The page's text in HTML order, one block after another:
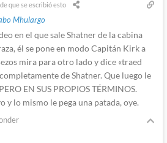
que se escribió esto
Mhulargo
en el que sale Shatner de la cabina
él se pone en modo Capitán Kirk a
mira para otro lado y dice «traed
de Shatner. Que luego le
EN SUS PROPIOS TÉRMINOS.
y lo mismo le pega una patada, oye.